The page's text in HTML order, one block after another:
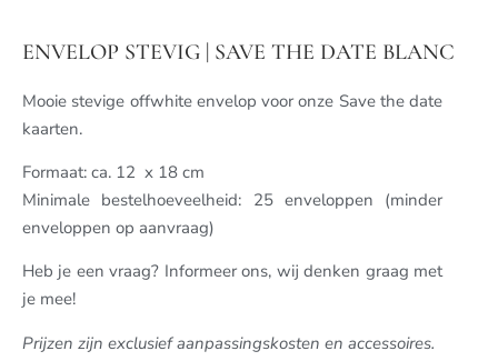
ENVELOP STEVIG | SAVE THE DATE BLANC
Mooie stevige offwhite envelop voor onze Save the date
kaarten.
Formaat: ca. 12 x 18 cm
Minimale bestelhoeveelheid: 25 enveloppen (minder
enveloppen op aanvraag)
Heb je een vraag? Informeer ons, wij denken graag met
je mee!
Prijzen zijn exclusief aanpassingskosten en accessoires.